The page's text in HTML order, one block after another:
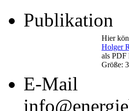
Publikation
Hier
Holger
als PDF
Größe:
E-Mail